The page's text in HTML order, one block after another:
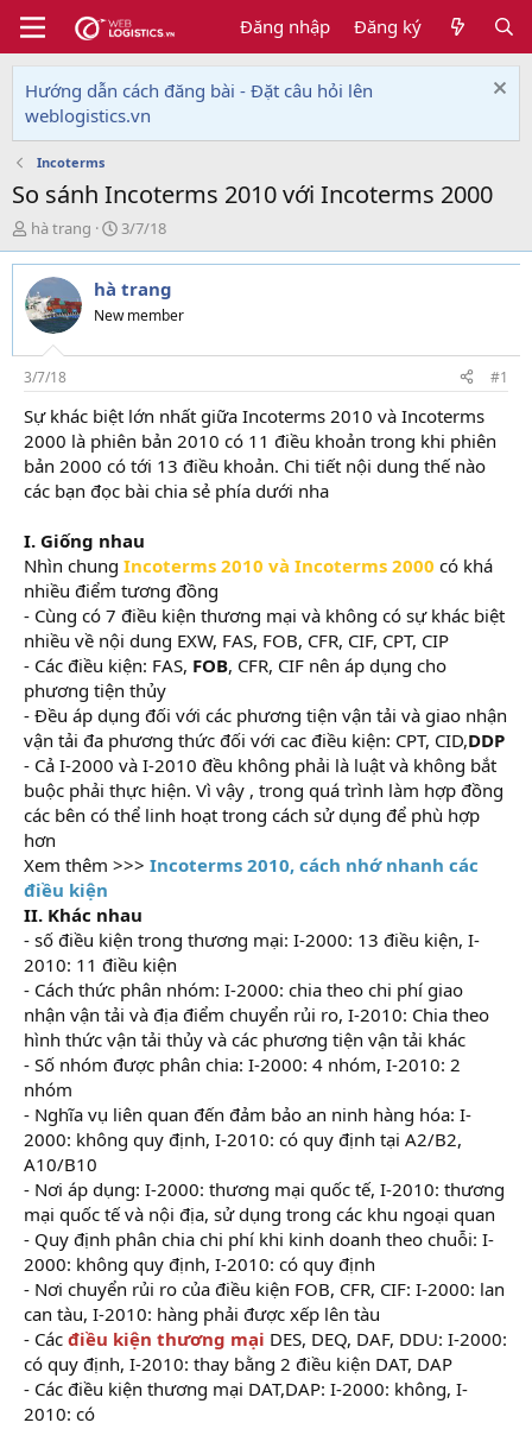
Đăng nhập Đăng ký
Hướng dẫn cách đăng bài - Đặt câu hỏi lên
weblogistics.vn
Incoterms
So sánh Incoterms 2010 với Incoterms 2000
T
h
r
e
a
d
s
t
a
r
t
e
r
hà trang
N
g
à
y
g
i
3/7/18
hà trang
New member
3/7/18 #1
Sự khác biệt lớn nhất giữa Incoterms 2010 và Incoterms
2000 là phiên bản 2010 có 11 điều khoản trong khi phiên
bản 2000 có tới 13 điều khoản. Chi tiết nội dung thế nào
các bạn đọc bài chia sẻ phía dưới nha
I. Giống nhau
Nhìn chung Incoterms 2010 và Incoterms 2000 có khá
nhiều điểm tương đồng
- Cùng có 7 điều kiện thương mại và không có sự khác biệt
nhiều về nội dung EXW, FAS, FOB, CFR, CIF, CPT, CIP
- Các điều kiện: FAS, FOB, CFR, CIF nên áp dụng cho
phương tiện thủy
- Đều áp dụng đối với các phương tiện vận tải và giao nhận
vận tải đa phương thức đối với cac điều kiện: CPT, CID,DDP
- Cả I-2000 và I-2010 đều không phải là luật và không bắt
buộc phải thực hiện. Vì vậy , trong quá trình làm hợp đồng
các bên có thể linh hoạt trong cách sử dụng để phù hợp
hơn
Xem thêm >>> Incoterms 2010, cách nhớ nhanh các
điều kiện
II. Khác nhau
- số điều kiện trong thương mại: I-2000: 13 điều kiện, I-
2010: 11 điều kiện
- Cách thức phân nhóm: I-2000: chia theo chi phí giao
nhận vận tải và địa điểm chuyển rủi ro, I-2010: Chia theo
hình thức vận tải thủy và các phương tiện vận tải khác
- Số nhóm được phân chia: I-2000: 4 nhóm, I-2010: 2
nhóm
- Nghĩa vụ liên quan đến đảm bảo an ninh hàng hóa: I-
2000: không quy định, I-2010: có quy định tại A2/B2,
A10/B10
- Nơi áp dụng: I-2000: thương mại quốc tế, I-2010: thương
mại quốc tế và nội địa, sử dụng trong các khu ngoại quan
- Quy định phân chia chi phí khi kinh doanh theo chuỗi: I-
2000: không quy định, I-2010: có quy định
- Nơi chuyển rủi ro của điều kiện FOB, CFR, CIF: I-2000: lan
can tàu, I-2010: hàng phải được xếp lên tàu
- Các điều kiện thương mại DES, DEQ, DAF, DDU: I-2000:
có quy định, I-2010: thay bằng 2 điều kiện DAT, DAP
- Các điều kiện thương mại DAT,DAP: I-2000: không, I-
2010: có